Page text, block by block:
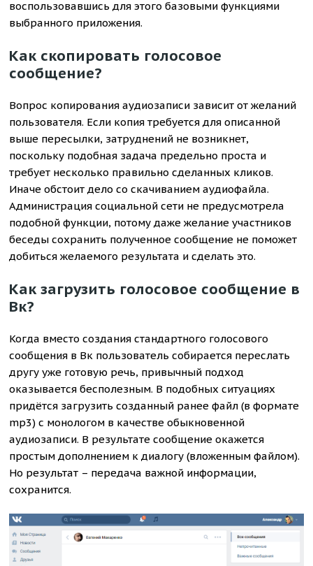
воспользовавшись для этого базовыми функциями
выбранного приложения.
Как скопировать голосовое
сообщение?
Вопрос копирования аудиозаписи зависит от желаний
пользователя. Если копия требуется для описанной
выше пересылки, затруднений не возникнет,
поскольку подобная задача предельно проста и
требует несколько правильно сделанных кликов.
Иначе обстоит дело со скачиванием аудиофайла.
Администрация социальной сети не предусмотрела
подобной функции, потому даже желание участников
беседы сохранить полученное сообщение не поможет
добиться желаемого результата и сделать это.
Как загрузить голосовое сообщение в
Вк?
Когда вместо создания стандартного голосового
сообщения в Вк пользователь собирается переслать
другу уже готовую речь, привычный подход
оказывается бесполезным. В подобных ситуациях
придётся загрузить созданный ранее файл (в формате
mp3) с монологом в качестве обыкновенной
аудиозаписи. В результате сообщение окажется
простым дополнением к диалогу (вложенным файлом).
Но результат – передача важной информации,
сохранится.